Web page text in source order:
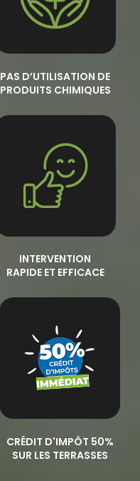
PAS D’UTILISATION DE
PRODUITS CHIMIQUES
INTERVENTION
RAPIDE ET EFFICACE
CRÉDIT D'IMPÔT 50%
SUR LES TERRASSES